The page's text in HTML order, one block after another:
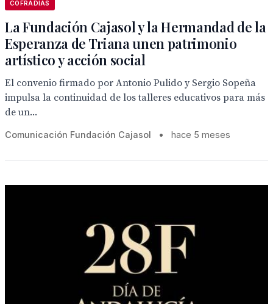
COFRADIAS
La Fundación Cajasol y la Hermandad de la
Esperanza de Triana unen patrimonio
artístico y acción social
El convenio firmado por Antonio Pulido y Sergio Sopeña
impulsa la continuidad de los talleres educativos para más
de un...
Comunicación Fundación Cajasol • hace 5 meses